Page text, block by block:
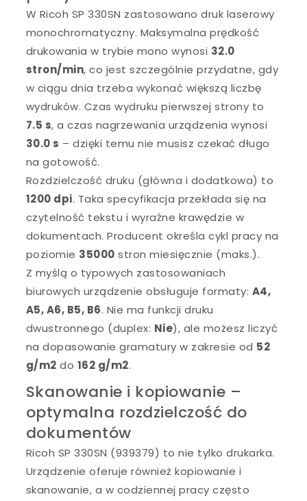
W Ricoh SP 330SN zastosowano druk laserowy
monochromatyczny. Maksymalna prędkość
drukowania w trybie mono wynosi 32.0
stron/min, co jest szczególnie przydatne, gdy
w ciągu dnia trzeba wykonać większą liczbę
wydruków. Czas wydruku pierwszej strony to
7.5 s, a czas nagrzewania urządzenia wynosi
30.0 s – dzięki temu nie musisz czekać długo
na gotowość.
Rozdzielczość druku (główna i dodatkowa) to
1200 dpi. Taka specyfikacja przekłada się na
czytelność tekstu i wyraźne krawędzie w
dokumentach. Producent określa cykl pracy na
poziomie 35000 stron miesięcznie (maks.).
Z myślą o typowych zastosowaniach
biurowych urządzenie obsługuje formaty: A4,
A5, A6, B5, B6. Nie ma funkcji druku
dwustronnego (duplex: Nie), ale możesz liczyć
na dopasowanie gramatury w zakresie od 52
g/m2 do 162 g/m2.
Skanowanie i kopiowanie –
optymalna rozdzielczość do
dokumentów
Ricoh SP 330SN (939379) to nie tylko drukarka.
Urządzenie oferuje również kopiowanie i
skanowanie, a w codziennej pracy często